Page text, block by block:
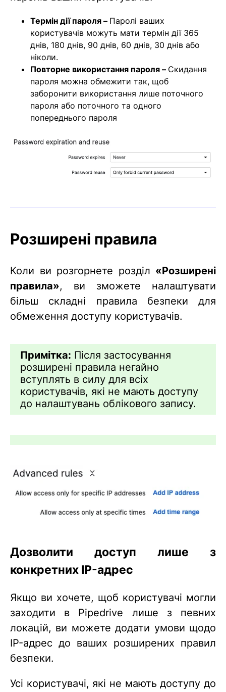
Термін дії пароля – Паролі ваших
користувачів можуть мати термін дії 365
днів, 180 днів, 90 днів, 60 днів, 30 днів або
ніколи.
Повторне використання пароля – Скидання
пароля можна обмежити так, щоб
заборонити використання лише поточного
пароля або поточного та одного
попереднього пароля
Розширені правила
Коли ви розгорнете розділ «Розширені
правила», ви зможете налаштувати
більш складні правила безпеки для
обмеження доступу користувачів.
Примітка: Після застосування
розширені правила негайно
вступлять в силу для всіх
користувачів, які не мають доступу
до налаштувань облікового запису.
Дозволити доступ лише з
конкретних IP-адрес
Якщо ви хочете, щоб користувачі могли
заходити в Pipedrive лише з певних
локацій, ви можете додати умови щодо
IP-адрес до ваших розширених правил
безпеки.
Усі користувачі, які не мають доступу до